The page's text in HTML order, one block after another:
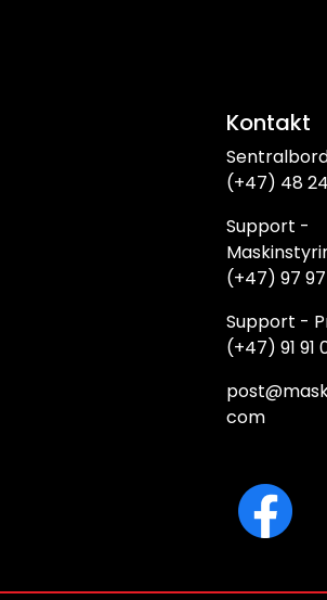
Kontakt
(+47) 48
Support -
(+47) 97
Support -
(+47) 91 91
com